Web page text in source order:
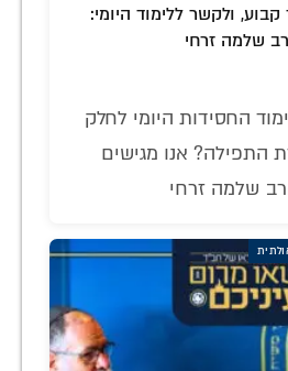
ולקשר ללימוד היומי:
שלמה זרחי
החסידות היומי לחלק
התפילה? אנו מגישים
שלמה זרחי